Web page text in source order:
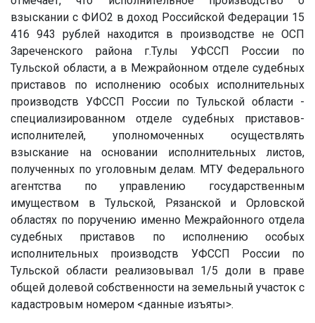
взыскании с ФИО2 в доход Российской Федерации 15
416 943 рублей находится в производстве не ОСП
Зареченского района г.Тулы УФССП России по
Тульской области, а в Межрайонном отделе судебных
приставов по исполнению особых исполнительных
производств УФССП России по Тульской области -
специализированном отделе судебных приставов-
исполнителей, уполномоченных осуществлять
взыскание на основании исполнительных листов,
полученных по уголовным делам. МТУ Федерального
агентства по управлению государственным
имуществом в Тульской, Рязанской и Орловской
областях по поручению именно Межрайонного отдела
судебных приставов по исполнению особых
исполнительных производств УФССП России по
Тульской области реализовывал 1/5 доли в праве
общей долевой собственности на земельный участок с
кадастровым номером <данные изъяты>.